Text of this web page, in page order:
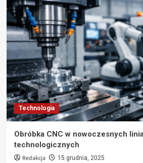
Technologia
Obróbka CNC w nowoczesnych
technologicznych
Redakcja 15 grudnia, 2025